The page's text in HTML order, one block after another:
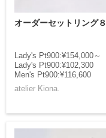
オーダーセットリング８
Lady's Pt900:¥154,000～
Lady's Pt900:¥102,300
Men's Pt900:¥116,600
atelier Kiona.